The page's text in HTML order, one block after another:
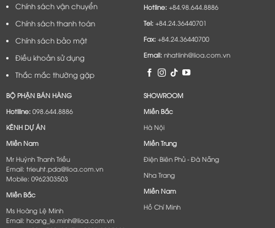
Chính sách vận chuyển
Chính sách thanh toán
Chính sách bảo mật
Điều khoản sử dụng
Thắc mắc thường gặp
Hotline:+84.98.644.8886
Tel:+84.24.36440701
Fax:+84.24.36440700
Email:nhatlinh@lioa.com.vn
BỘ PHẬN BÁN HÀNG
Hotlline:098.644.8886
KÊNH DỰ ÁN
Miền Nam
Mr Huỳnh Thanh Triều
Email: trieuht.pda@lioa.com.vn
Mobile: 0962303503
Miền Bắc
Ms Hoàng Lệ Minh
Email: hoang_le.minh@lioa.com.vn
SHOWROOM
Miền Bắc
Hà Nội
Miền Trung
Điện Biên Phủ - Đà Nẵng​
Nha Trang
Miền Nam
Hồ Chí Minh